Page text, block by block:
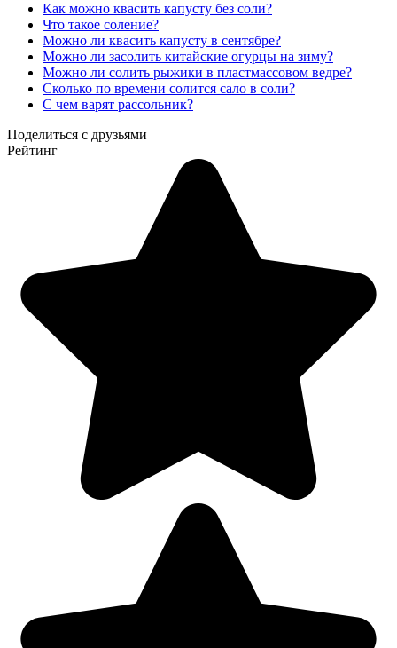
Как можно квасить капусту без соли?
Что такое соление?
Можно ли квасить капусту в сентябре?
Можно ли засолить китайские огурцы на зиму?
Можно ли солить рыжики в пластмассовом ведре?
Сколько по времени солится сало в соли?
С чем варят рассольник?
Поделиться с друзьями
Рейтинг